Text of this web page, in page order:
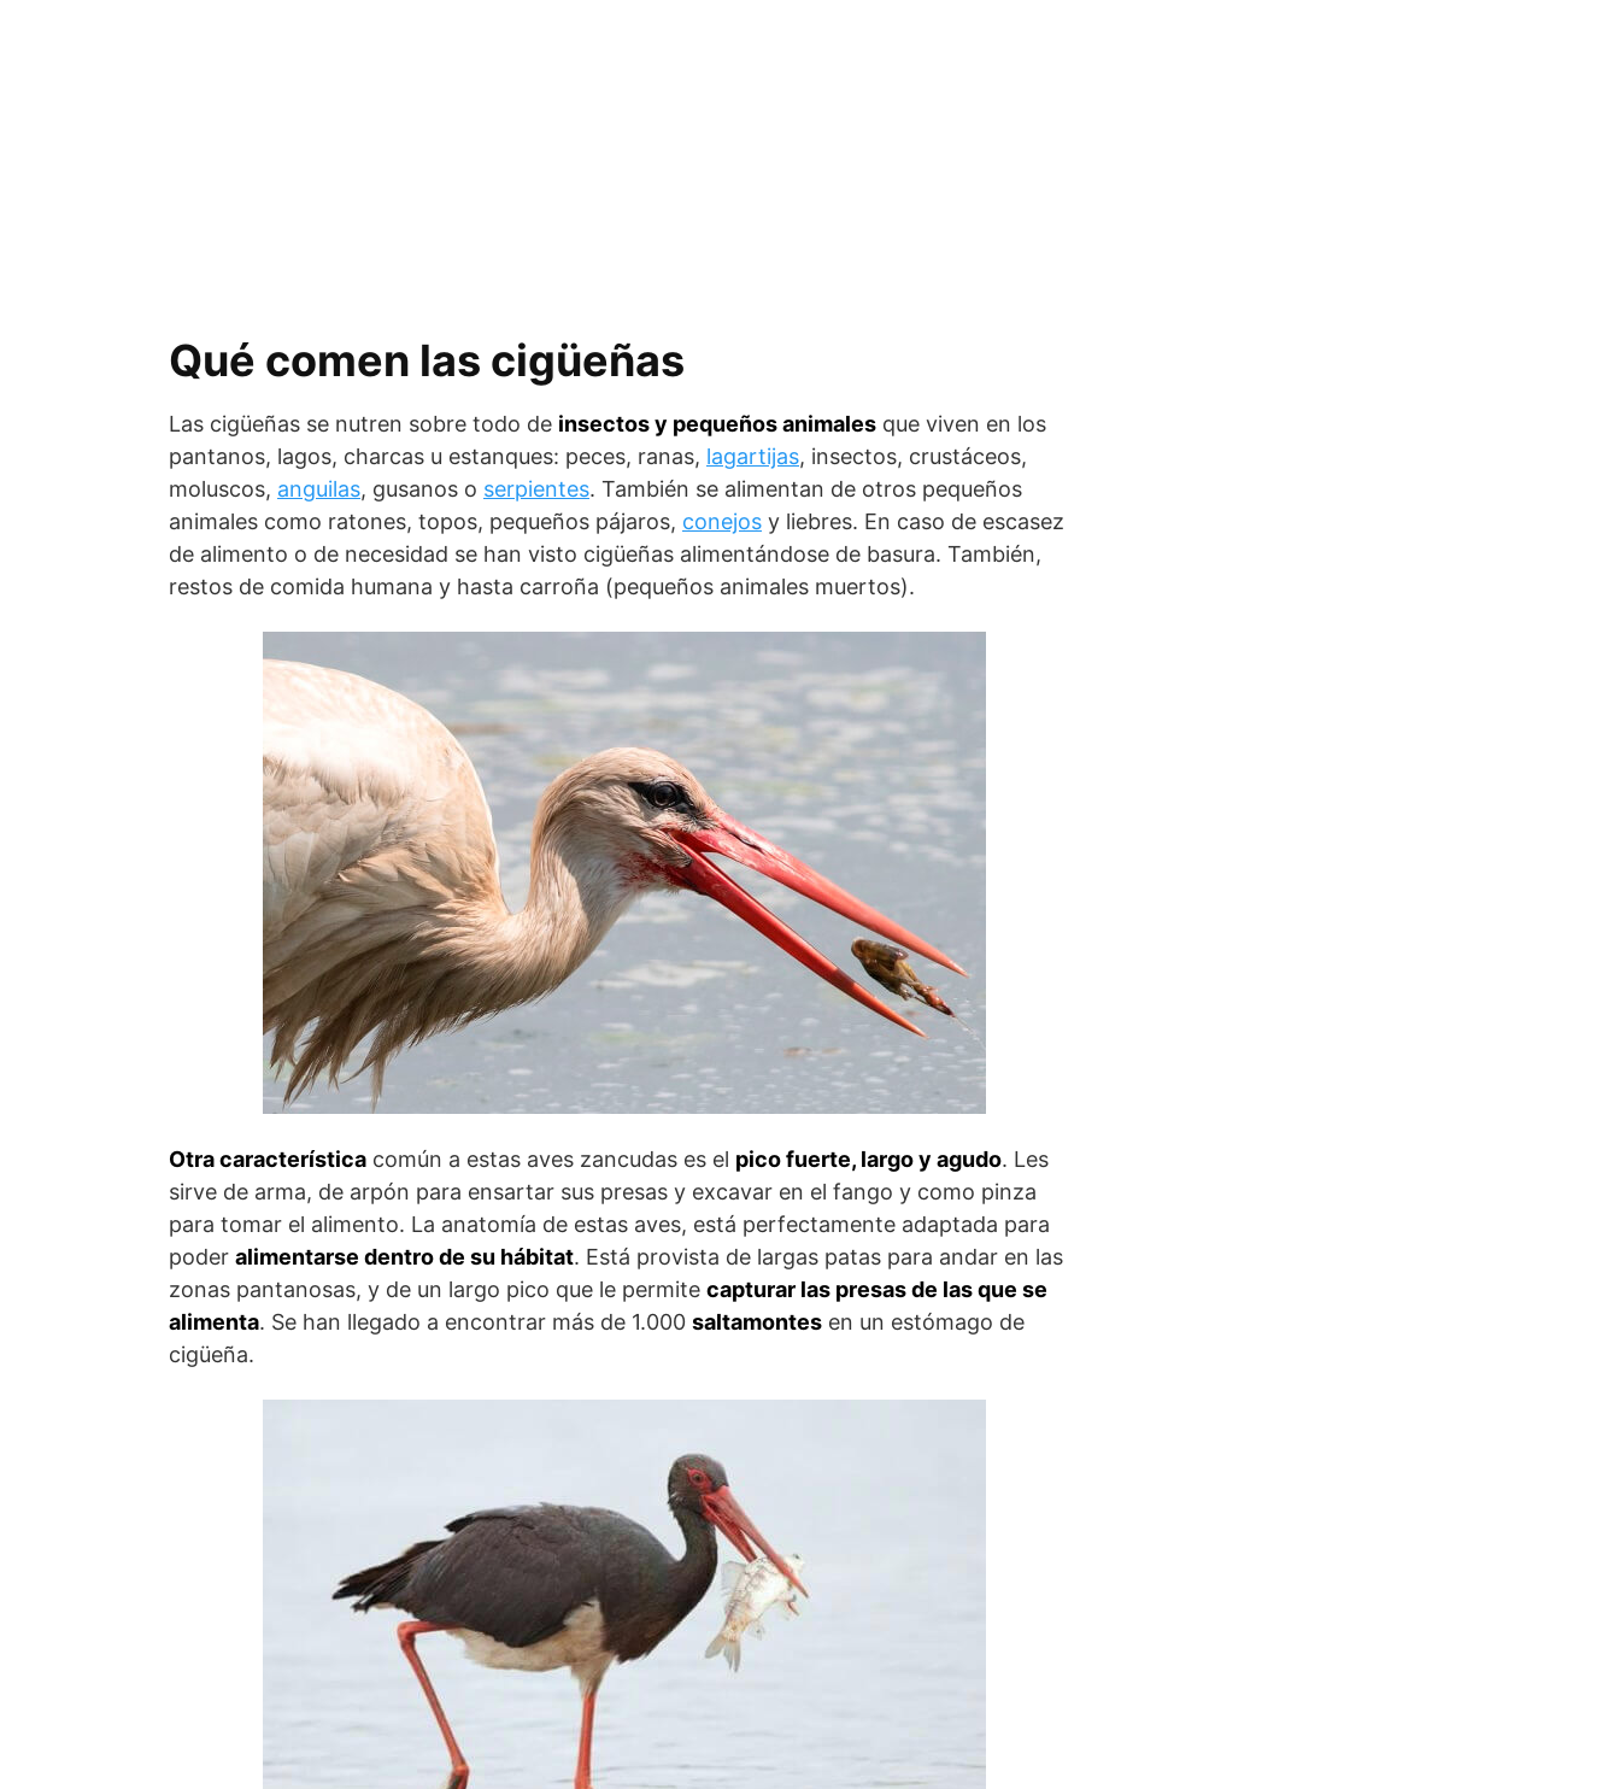
Qué comen las cigüeñas
Las cigüeñas se nutren sobre todo de insectos y pequeños animales que viven en los
pantanos, lagos, charcas u estanques: peces, ranas, lagartijas, insectos, crustáceos,
moluscos, anguilas, gusanos o serpientes. También se alimentan de otros pequeños
animales como ratones, topos, pequeños pájaros, conejos y liebres. En caso de escasez
de alimento o de necesidad se han visto cigüeñas alimentándose de basura. También,
restos de comida humana y hasta carroña (pequeños animales muertos).
Otra característica común a estas aves zancudas es el pico fuerte, largo y agudo. Les
sirve de arma, de arpón para ensartar sus presas y excavar en el fango y como pinza
para tomar el alimento. La anatomía de estas aves, está perfectamente adaptada para
poder alimentarse dentro de su hábitat. Está provista de largas patas para andar en las
zonas pantanosas, y de un largo pico que le permite capturar las presas de las que se
alimenta. Se han llegado a encontrar más de 1.000 saltamontes en un estómago de
cigüeña.